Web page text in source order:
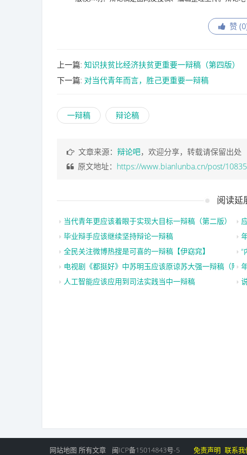
赞 (0
上一篇: 知识扶贫比经济扶贫更重要一辩稿（第四版）
下一篇: 对当代青年而言，胜己更重要一辩稿
一辩稿 辩论稿
文章来源： 辩论吧，欢迎分享，转载请保留出处
原文地址： https://www.bianlunba.cn/post/
阅读延
当代青年更应该着眼于实现大目标一辩稿（第二版）【
毕业辩手应该继续坚持辩论一辩稿
全民关注微博热搜是可喜的一辩稿【伊窈窕】
“
电视剧《都挺好》中苏明玉应该原谅苏大强一辩稿（附
人工智能应该应用到司法实践当中一辩稿
网站地图 所有文章 闽ICP备15014843号-5 免责声明 联系我